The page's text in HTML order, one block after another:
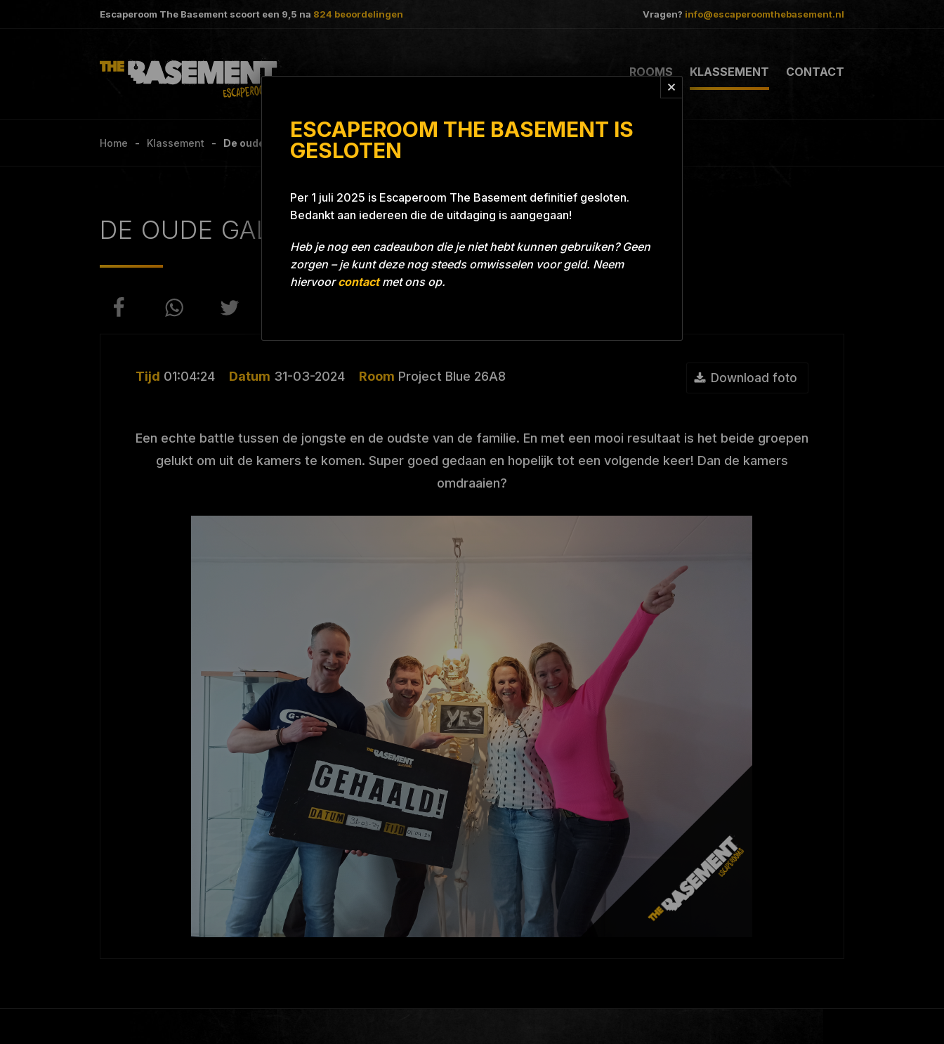
ESCAPEROOM THE BASEMENT IS
GESLOTEN
Per 1 juli 2025 is Escaperoom The Basement definitief gesloten.
Bedankt aan iedereen die de uitdaging is aangegaan!
Heb je nog een cadeaubon die je niet hebt kunnen gebruiken? Geen
zorgen – je kunt deze nog steeds omwisselen voor geld. Neem
hiervoorcontactmet ons op.
Escaperoom The Basement scoort een 9,5 na 824 beoordelingen Vragen? info@escaperoomthebasement.nl
ROOMS KLASSEMENT CONTACT
Home Klassement De oude galeslootjes Project Blue 26A8
DE OUDE GALESLOOTJES
Tijd 01:04:24 Datum 31-03-2024 Room Project Blue 26A8 Download foto
Een echte battle tussen de jongste en de oudste van de familie. En met een mooi resultaat is het beide groepen
gelukt om uit de kamers te komen. Super goed gedaan en hopelijk tot een volgende keer! Dan de kamers
omdraaien?